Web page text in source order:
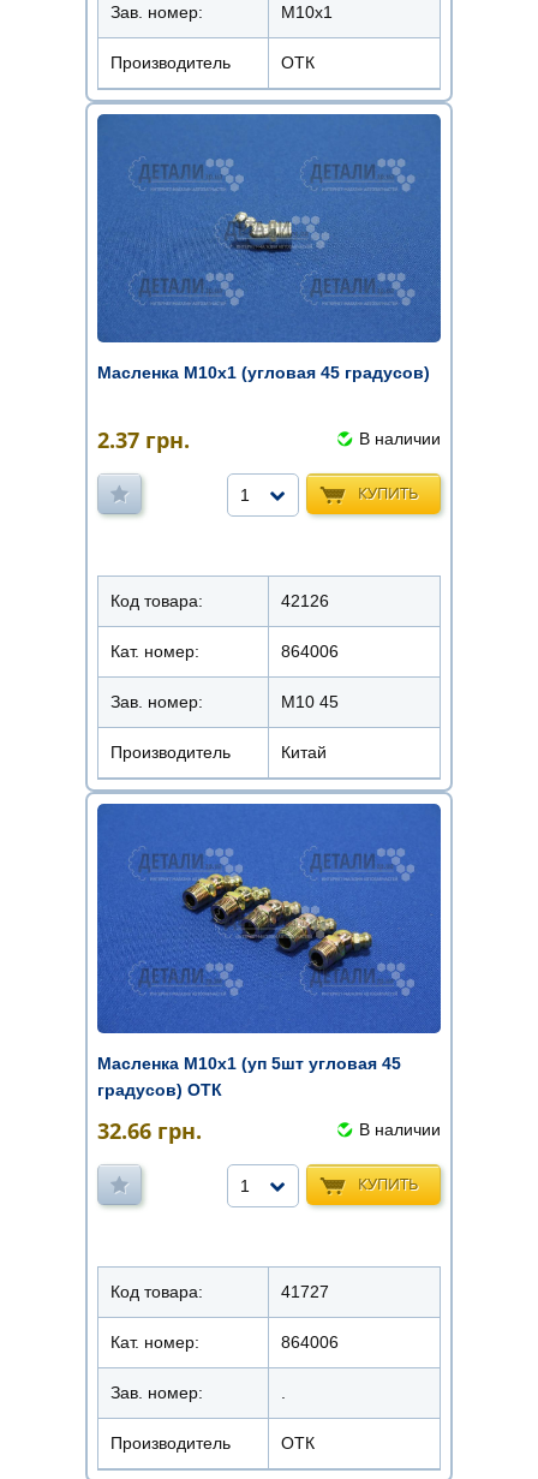
Зав. номер: М10х1
Производитель ОТК
Масленка М10х1 (угловая 45 градусов)
2.37 грн. В наличии
КУПИТЬ
1
Код товара: 42126
Кат. номер: 864006
Зав. номер: М10 45
Производитель Китай
Масленка М10х1 (уп 5шт угловая 45
градусов) ОТК
32.66 грн. В наличии
КУПИТЬ
1
Код товара: 41727
Кат. номер: 864006
Зав. номер:
Производитель ОТК